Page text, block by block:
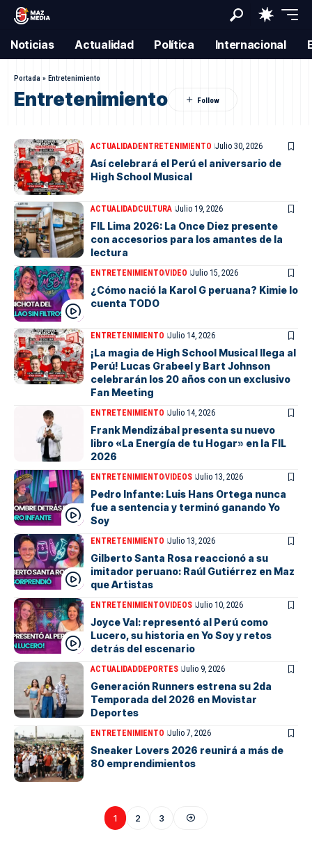
Noticias Actualidad Política Internacional
Portada » Entretenimiento
Entretenimiento
ACTUALIDADENTRETENIMIENTO Julio 30, 2026
Así celebrará el Perú el aniversario de
High School Musical
ACTUALIDADCULTURA Julio 19, 2026
FIL Lima 2026: La Once Diez presente
con accesorios para los amantes de la
lectura
ENTRETENIMIENTOVIDEO Julio 15, 2026
¿Cómo nació la Karol G peruana? Kimie lo
cuenta TODO
ENTRETENIMIENTO Julio 14, 2026
¡La magia de High School Musical llega al
Perú! Lucas Grabeel y Bart Johnson
celebrarán los 20 años con un exclusivo
Fan Meeting
ENTRETENIMIENTO Julio 14, 2026
Frank Mendizábal presenta su nuevo
libro «La Energía de tu Hogar» en la FIL
2026
ENTRETENIMIENTOVIDEOS Julio 13, 2026
Pedro Infante: Luis Hans Ortega nunca
fue a sentencia y terminó ganando Yo
Soy
ENTRETENIMIENTO Julio 13, 2026
Gilberto Santa Rosa reaccionó a su
imitador peruano: Raúl Gutiérrez en Maz
que Artistas
ENTRETENIMIENTOVIDEOS Julio 10, 2026
Joyce Val: representó al Perú como
Lucero, su historia en Yo Soy y retos
detrás del escenario
ACTUALIDADDEPORTES Julio 9, 2026
Generación Runners estrena su 2da
Temporada del 2026 en Movistar
Deportes
ENTRETENIMIENTO Julio 7, 2026
Sneaker Lovers 2026 reunirá a más de
80 emprendimientos
1 2 3